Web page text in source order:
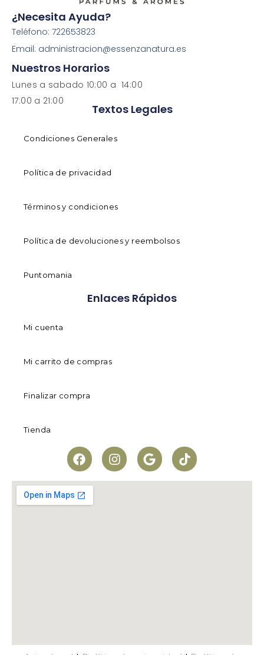
¿Necesita Ayuda?
Teléfono: 722653823
Email: administracion@essenzanatura.es
Nuestros Horarios
Lunes a sabado 10:00 a 14:00
17:00 a 21:00
Textos Legales
Condiciones Generales
Política de privacidad
Términos y condiciones
Política de devoluciones y reembolsos
Puntomania
Enlaces Rápidos
Mi cuenta
Mi carrito de compras
Finalizar compra
Tienda